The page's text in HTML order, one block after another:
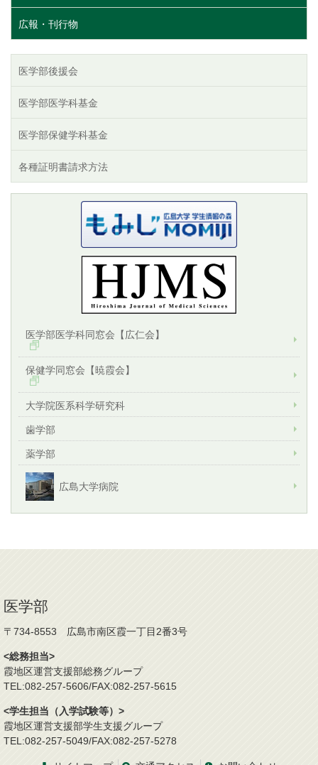
広報・刊行物
医学部後援会
医学部医学科基金
医学部保健学科基金
各種証明書請求方法
医学部医学科同窓会【広仁会】
保健学同窓会【暁霞会】
大学院医系科学研究科
歯学部
薬学部
広島大学病院
医学部
〒734-8553 広島市南区霞一丁目2番3号
<総務担当>
霞地区運営支援部総務グループ
TEL:082-257-5606/FAX:082-257-5615
<学生担当（入学試験等）>
霞地区運営支援部学生支援グループ
TEL:082-257-5049/FAX:082-257-5278